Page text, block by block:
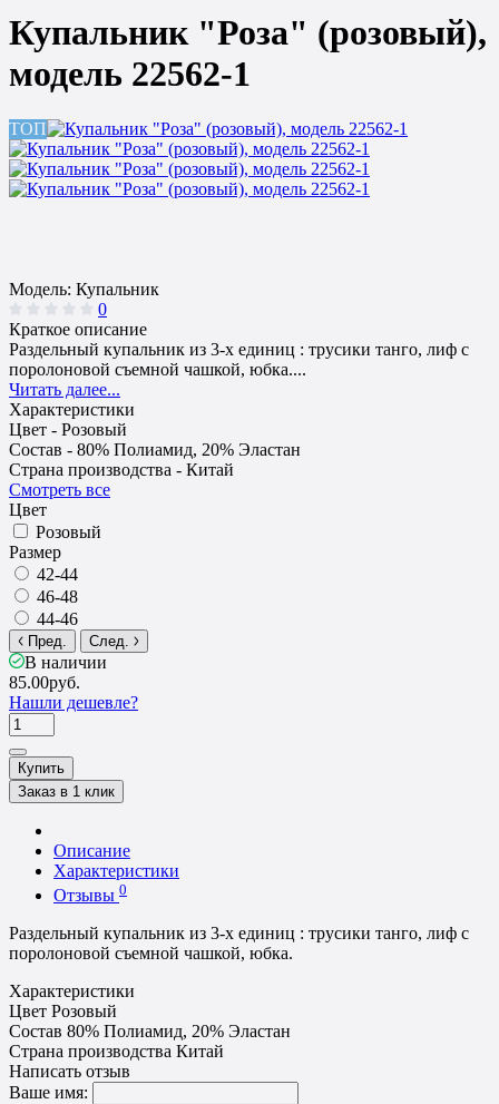
Купальник "Роза" (розовый),
модель 22562-1
ТОП
Модель: Купальник
0
Краткое описание
Раздельный купальник из 3-х единиц : трусики танго, лиф с
поролоновой съемной чашкой, юбка....
Читать далее...
Характеристики
Цвет - Розовый
Состав - 80% Полиамид, 20% Эластан
Страна производства - Китай
Смотреть все
Цвет
Розовый
Размер
42-44
46-48
44-46
Пред. След.
В наличии
85.00руб.
Нашли дешевле?
Купить
Заказ в 1 клик
Описание
Характеристики
Отзывы 0
Раздельный купальник из 3-х единиц : трусики танго, лиф с
поролоновой съемной чашкой, юбка.
Характеристики
Цвет Розовый
Состав 80% Полиамид, 20% Эластан
Страна производства Китай
Написать отзыв
Ваше имя: